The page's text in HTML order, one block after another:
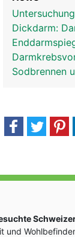
Dickdarm:
Sodbrennen
und